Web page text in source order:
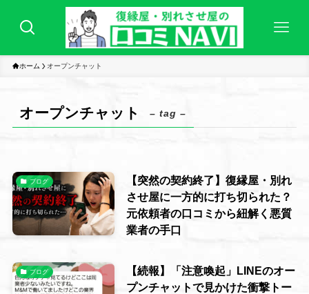
ホーム オープンチャット
オープンチャット – tag –
ブログ
【突然の契約終了】復縁屋・別れ
させ屋に一方的に打ち切られた？
元依頼者の口コミから紐解く悪質
業者の手口
ブログ
【続報】「注意喚起」LINEのオー
プンチャットで見かけた衝撃トー